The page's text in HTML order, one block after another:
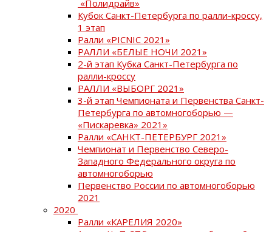
«Полидрайв»
Кубок Санкт-Петербурга по ралли-кроссу,
1 этап
Ралли «PICNIC 2021»
РАЛЛИ «БЕЛЫЕ НОЧИ 2021»
2-й этап Кубка Санкт-Петербурга по
ралли-кроссу
РАЛЛИ «ВЫБОРГ 2021»
3-й этап Чемпионата и Первенства Санкт-
Петербурга по автомногоборью —
«Пискаревка» 2021»
Ралли «САНКТ-ПЕТЕРБУРГ 2021»
Чемпионат и Первенство Северо-
Западного Федерального округа по
автомногоборью
Первенство России по автомногоборью
2021
2020
Ралли «КАРЕЛИЯ 2020»